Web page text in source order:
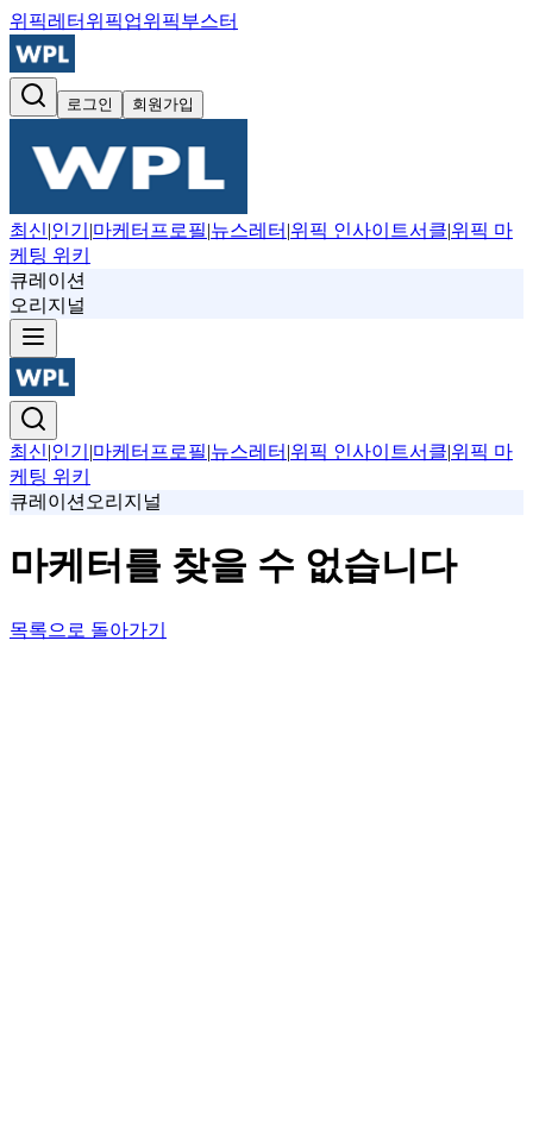
위픽레터 위픽업위픽부스터
로그인 회원가입
최신|인기 |마케터프로필|뉴스레터 |위픽 인사이트서클|위픽 마
케팅 위키
큐레이션
오리지널
최신|인기 |마케터프로필|뉴스레터 |위픽 인사이트서클|위픽 마
케팅 위키
큐레이션 오리지널
마케터를 찾을 수 없습니다
목록으로 돌아가기